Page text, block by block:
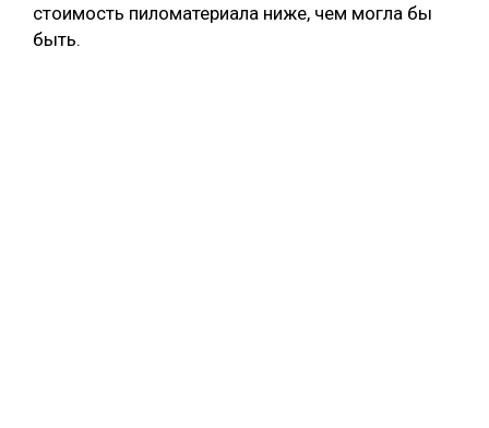
стоимость пиломатериала ниже, чем могла бы
быть.